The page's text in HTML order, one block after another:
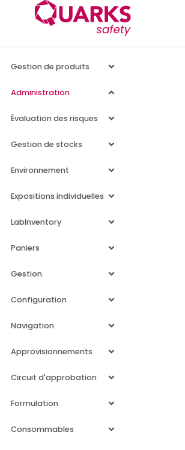
Gestion de produits
Administration
Évaluation des risques
Gestion de stocks
Environnement
Expositions individuelles
LabInventory
Paniers
Gestion
Configuration
Navigation
Approvisionnements
Circuit d'approbation
Formulation
Consommables